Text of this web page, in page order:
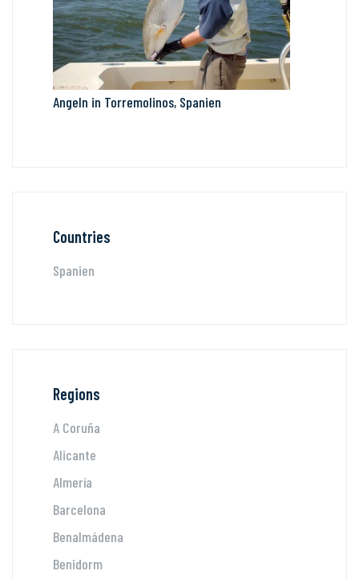
Angeln in Torremolinos, Spanien
Countries
Spanien
Regions
A Coruña
Alicante
Almería
Barcelona
Benalmádena
Benidorm